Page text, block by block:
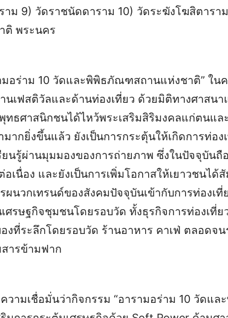
ม 9) วัดราชนัดดาราม 10) วัดระฆังโฆสิตารา
พระนคร
มอร่าม 10 วัดและพิพิธภัณฑสถานแห่งชาติ” ใน
นเฟสติวัลและด้านท่องเที่ยว ด้วยมิติทางศาสน
ทธศาสนิกชนได้ไหว้พระเสริมสิริมงคลแก่ตนแล
ากยิ่งขึ้นแล้ว ยังเป็นการกระตุ้นให้เกิดการท่อง
นรู้ผ่านมุมมองของการถ่ายภาพ ซึ่งในปัจจุบันถื
อเนื่อง และยังเป็นการเพิ่มโอกาสให้เยาวชนไ
นวกเทรนด์ของสังคมปัจจุบันเข้ากับการท่องเที่
ศรษฐกิจชุมชนโดยรอบวัด ทั้งธุรกิจการท่องเที่ย
งที่ระลึกโดยรอบวัด ร้านอาหาร คาเฟ่ ตลอดจน
ารข้ามฟาก
วามเชื่อมั่นว่ากิจกรรม “อารามอร่าม 10 วัดแ